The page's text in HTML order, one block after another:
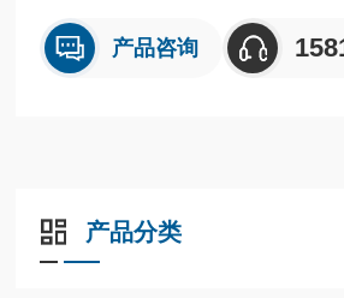
产品咨询
产品分类